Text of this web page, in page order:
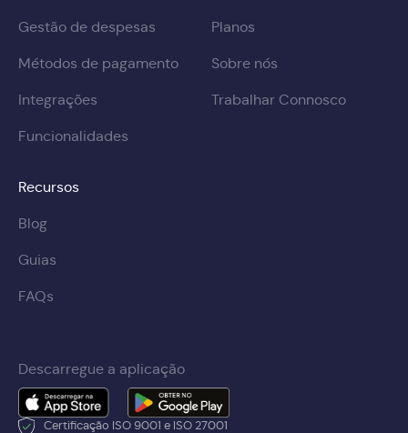
Gestão de despesas
Métodos de pagamento
Integrações
Funcionalidades
Planos
Sobre nós
Trabalhar Connosco
Recursos
Blog
Guias
FAQs
Descarregue a aplicação
Certificação ISO 9001 e ISO 27001